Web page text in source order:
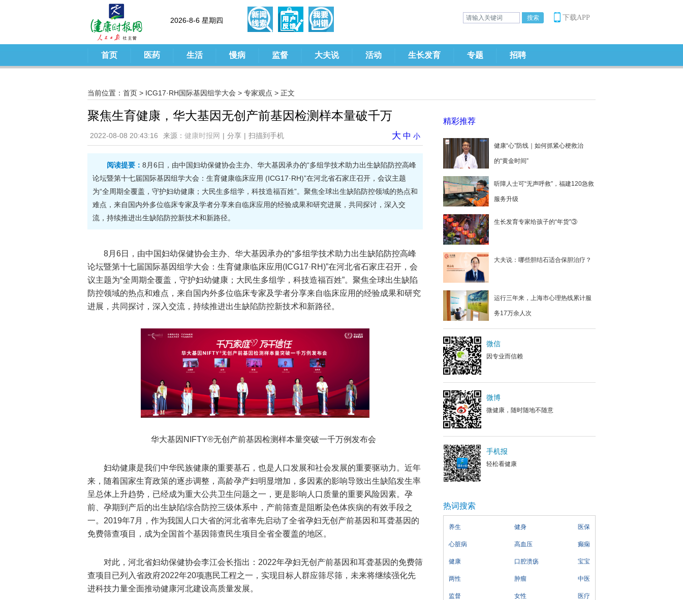
2026-8-6 星期四 下载APP
首页 医药 生活 慢病 监督 大夫说 活动 生长发育 专题 招聘
当前位置： 首页 > ICG17·RH国际基因组学大会 > 专家观点 > 正文
聚焦生育健康，华大基因无创产前基因检测样本量破千万
2022-08-08 20:43:16 来源： 健康时报网 | 分享 | 扫描到手机 大 中 小
阅读提要： 8月6日，由中国妇幼保健协会主办、华大基因承办的“多组学技术助力出生缺陷防控高峰
论坛暨第十七届国际基因组学大会：生育健康临床应用 (ICG17·RH)”在河北省石家庄召开，会议主题
为“全周期全覆盖，守护妇幼健康；大民生多组学，科技造福百姓”。聚焦全球出生缺陷防控领域的热点和
难点，来自国内外多位临床专家及学者分享来自临床应用的经验成果和研究进展，共同探讨，深入交
流，持续推进出生缺陷防控新技术和新路径。
8月6日，由中国妇幼保健协会主办、华大基因承办的“多组学技术助力出生缺陷防控高峰
论坛暨第十七届国际基因组学大会：生育健康临床应用(ICG17·RH)”在河北省石家庄召开，会
议主题为“全周期全覆盖，守护妇幼健康；大民生多组学，科技造福百姓”。聚焦全球出生缺陷
防控领域的热点和难点，来自国内外多位临床专家及学者分享来自临床应用的经验成果和研究
进展，共同探讨，深入交流，持续推进出生缺陷防控新技术和新路径。
华大基因NIFTY®无创产前基因检测样本量突破一千万例发布会
妇幼健康是我们中华民族健康的重要基石，也是人口发展和社会发展的重要驱动力。近年
来，随着国家生育政策的逐步调整，高龄孕产妇明显增加，多因素的影响导致出生缺陷发生率
呈总体上升趋势，已经成为重大公共卫生问题之一，更是影响人口质量的重要风险因素。孕
前、孕期到产后的出生缺陷综合防控三级体系中，产前筛查是阻断染色体疾病的有效手段之
一。2019年7月，作为我国人口大省的河北省率先启动了全省孕妇无创产前基因和耳聋基因的
免费筛查项目，成为全国首个基因筛查民生项目全省全覆盖的地区。
对此，河北省妇幼保健协会李江会长指出：2022年孕妇无创产前基因和耳聋基因的免费筛
查项目已列入省政府2022年20项惠民工程之一，实现目标人群应筛尽筛，未来将继续强化先
进科技力量全面推动健康河北建设高质量发展。
精彩推荐
健康“心”防线｜如何抓紧心梗救治
的“黄金时间”
听障人士可“无声呼救”，福建120急救
服务升级
生长发育专家给孩子的“年货”③
大夫说：哪些胆结石适合保胆治疗？
运行三年来，上海市心理热线累计服
务17万余人次
微信
因专业而信赖
微博
微健康，随时随地不随意
手机报
轻松看健康
热词搜索
养生 健身 医保
心脏病 高血压 癫痫
健康 口腔溃疡 宝宝
两性 肿瘤 中医
监督 女性 医疗